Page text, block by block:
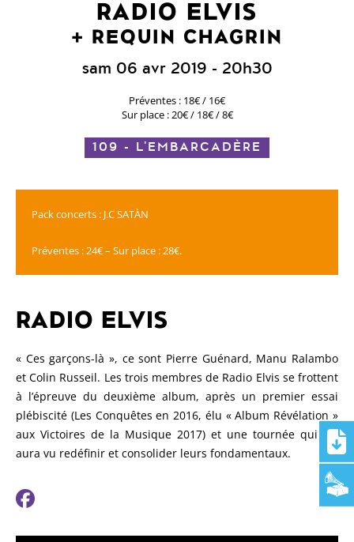
RADIO ELVIS
REQUIN CHAGRIN
sam 06 avr 2019 - 20h30
Préventes : 18€ / 16€
Sur place : 20€ / 18€ / 8€
109 - L'EMBARCADÈRE
Pack concerts : J.C SATÀN
Préventes : 24€ – Sur place : 28€.
RADIO ELVIS
« Ces garçons-là », ce sont Pierre Guénard, Manu Ralambo
et Colin Russeil. Les trois membres de Radio Elvis se frottent
à l’épreuve du deuxième album, après un premier essai
plébiscité (Les Conquêtes en 2016, élu « Album Révélation »
aux Victoires de la Musique 2017) et une tournée qui les
aura vu redéfinir et consolider leurs fondamentaux.